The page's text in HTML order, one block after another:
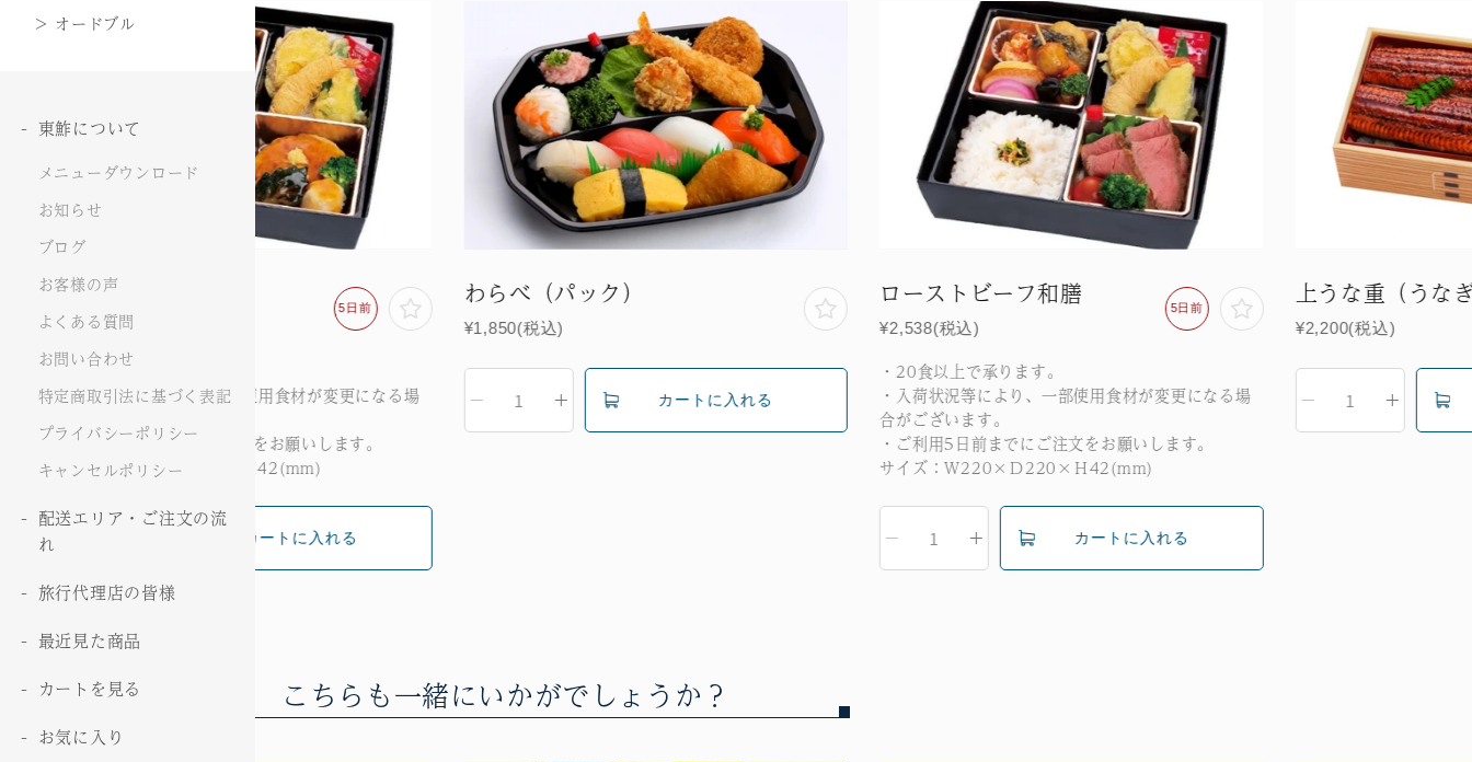
オードブル
東鮓について
メニューダウンロード
お知らせ
ブログ
お客様の声
よくある質問
お問い合わせ
特定商取引法に基づく表記
プライバシーポリシー
キャンセルポリシー
配送エリア・ご注文の流
れ
旅行代理店の皆様
最近見た商品
カートを見る
お気に入り
あじわい和膳
¥1,998(税込)
5日前
・20食以上で承ります。
・入荷状況等により、一部使用食材が変更になる場
合がございます。
・ご利用5日前までにご注文をお願いします。
サイズ：Ｗ220×Ｄ220×Ｈ42(mm)
わらべ（パック）
¥1,850(税込)
ローストビーフ和膳
¥2,538(税込)
5日前
・20食以上で承ります。
・入荷状況等により、一部使用食材が変更になる場
合がございます。
・ご利用5日前までにご注文をお願いします。
サイズ：Ｗ220×Ｄ220×Ｈ42(mm)
上うな重（うな
¥2,200(税込)
こちらも一緒にいかがでしょうか？